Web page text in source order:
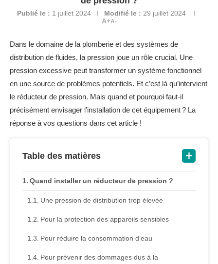
Publié le : 1 juillet 2024 Modifié le : 29 juillet 2024
A+A-
Dans le domaine de la plomberie et des systèmes de
distribution de fluides, la pression joue un rôle crucial. Une
pression excessive peut transformer un système fonctionnel
en une source de problèmes potentiels. Et c’est là qu’intervient
le réducteur de pression. Mais quand et pourquoi faut-il
précisément envisager l’installation de cet équipement ? La
réponse à vos questions dans cet article !
Table des matières
Quand installer un réducteur de pression ?
Une pression de distribution trop élevée
Pour la protection des appareils sensibles
Pour réduire la consommation d’eau
Pour prévenir des dommages dus à la